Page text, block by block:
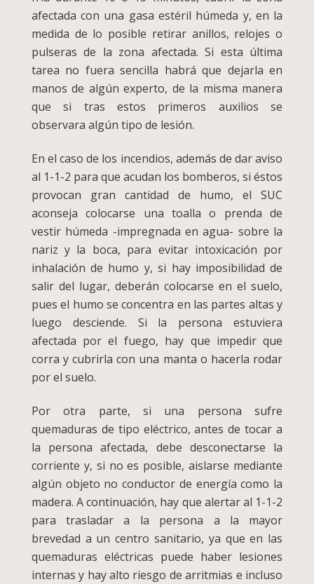
afectada con una gasa estéril húmeda y, en la
medida de lo posible retirar anillos, relojes o
pulseras de la zona afectada. Si esta última
tarea no fuera sencilla habrá que dejarla en
manos de algún experto, de la misma manera
que si tras estos primeros auxilios se
observara algún tipo de lesión.
En el caso de los incendios, además de dar aviso
al 1-1-2 para que acudan los bomberos, si éstos
provocan gran cantidad de humo, el SUC
aconseja colocarse una toalla o prenda de
vestir húmeda -impregnada en agua- sobre la
nariz y la boca, para evitar intoxicación por
inhalación de humo y, si hay imposibilidad de
salir del lugar, deberán colocarse en el suelo,
pues el humo se concentra en las partes altas y
luego desciende. Si la persona estuviera
afectada por el fuego, hay que impedir que
corra y cubrirla con una manta o hacerla rodar
por el suelo.
Por otra parte, si una persona sufre
quemaduras de tipo eléctrico, antes de tocar a
la persona afectada, debe desconectarse la
corriente y, si no es posible, aislarse mediante
algún objeto no conductor de energía como la
madera. A continuación, hay que alertar al 1-1-2
para trasladar a la persona a la mayor
brevedad a un centro sanitario, ya que en las
quemaduras eléctricas puede haber lesiones
internas y hay alto riesgo de arritmias e incluso